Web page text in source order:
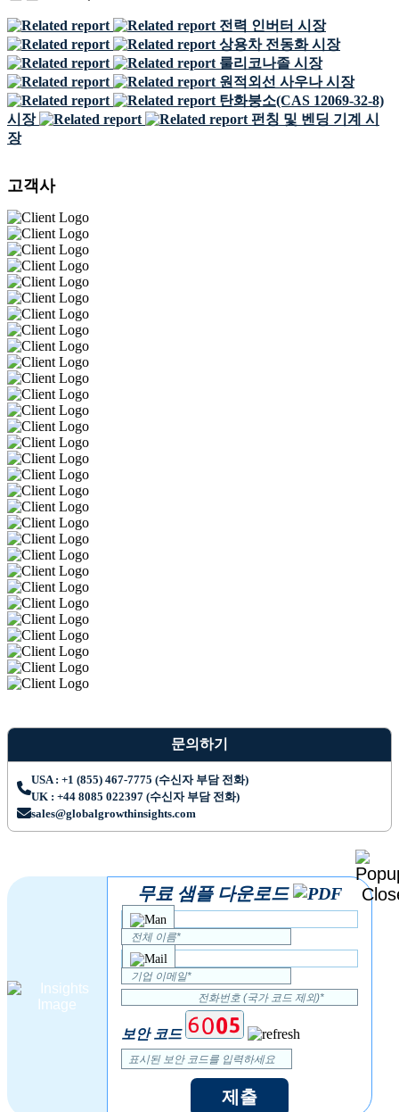
전력 인버터 시장
상용차 전동화 시장
룰리코나졸 시장
원적외선 사우나 시장
탄화붕소(CAS 12069-32-8)
시장
펀칭 및 벤딩 기계 시
장
고객사
문의하기
USA : +1 (855) 467-7775 (수신자 부담 전화)
UK : +44 8085 022397 (수신자 부담 전화)
sales@globalgrowthinsights.com
무료 샘플 다운로드
보안 코드
제출